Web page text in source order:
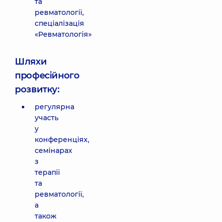
ревматології,
спеціалізація
«Ревматологія»
Шляхи
професійного
розвитку:
регулярна
участь
у
конференціях,
семінарах
з
терапії
та
ревматології,
а
також